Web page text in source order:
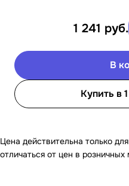
1 241 руб.
В
Купить в
Цена действительна только
отличаться от цен в розничных